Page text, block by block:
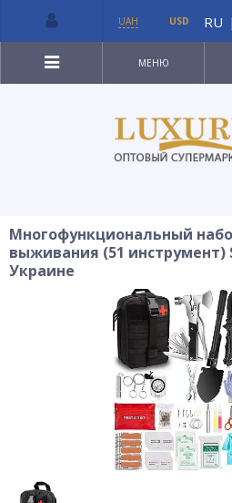
МЕНЮ
Многофункциональный
выживания (51 инструмент)
Украине
UAH USD RU |